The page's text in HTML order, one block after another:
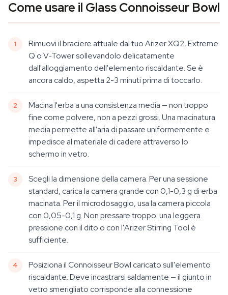
Come usare il Glass Connoisseur Bowl
Rimuovi il braciere attuale dal tuo Arizer XQ2, Extreme
Q o V-Tower sollevandolo delicatamente
dall'alloggiamento dell'elemento riscaldante. Se è
ancora caldo, aspetta 2-3 minuti prima di toccarlo.
Macina l'erba a una consistenza media — non troppo
fine come polvere, non a pezzi grossi. Una macinatura
media permette all'aria di passare uniformemente e
impedisce al materiale di cadere attraverso lo
schermo in vetro.
Scegli la dimensione della camera. Per una sessione
standard, carica la camera grande con 0,1-0,3 g di erba
macinata. Per il microdosaggio, usa la camera piccola
con 0,05-0,1 g. Non pressare troppo: una leggera
pressione con il dito o con l'Arizer Stirring Tool è
sufficiente.
Posiziona il Connoisseur Bowl caricato sull'elemento
riscaldante. Deve incastrarsi saldamente — il giunto in
vetro smerigliato corrisponde alla connessione